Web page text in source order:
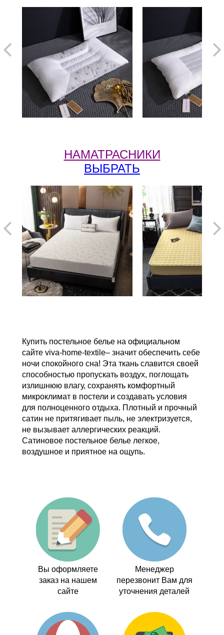
НАМАТРАСНИКИ
ВЫБРАТЬ
Купить постельное белье на официальном
сайте viva-home-textile​​​​​​​– значит обеспечить себе
ночи спокойного сна! Эта ткань славится своей
способностью пропускать воздух, поглощать
излишнюю влагу, сохранять комфортный
микроклимат в постели и создавать условия
для полноценного отдыха. Плотный и прочный
сатин не притягивает пыль, не электризуется,
не вызывает аллергических реакций.
Сатиновое постельное белье легкое,
воздушное и приятное на ощупь.
Вы оформляете
заказ на нашем
сайте
Менеджер
перезвонит Вам для
уточнения деталей